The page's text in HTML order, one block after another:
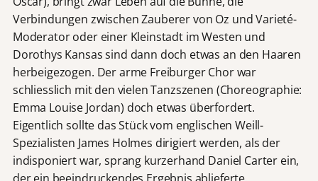
Verbindungen zwischen Zauberer von Oz und Varieté-
Moderator oder einer Kleinstadt im Westen und
Dorothys Kansas sind dann doch etwas an den Haaren
herbeigezogen. Der arme Freiburger Chor war
schliesslich mit den vielen Tanzszenen (Choreographie:
Emma Louise Jordan) doch etwas überfordert.
Eigentlich sollte das Stück vom englischen Weill-
Spezialisten James Holmes dirigiert werden, als der
indisponiert war, sprang kurzerhand Daniel Carter ein,
der ein beeindruckendes Ergebnis ablieferte.